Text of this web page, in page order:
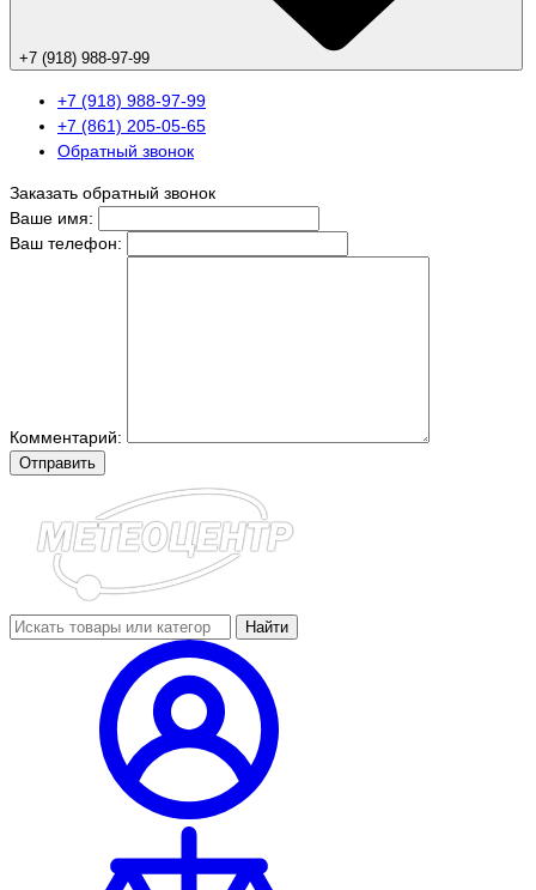
+7 (918) 988-97-99
+7 (918) 988-97-99
+7 (861) 205-05-65
Обратный звонок
Заказать обратный звонок
Ваше имя:
Ваш телефон:
Комментарий:
Отправить
Найти